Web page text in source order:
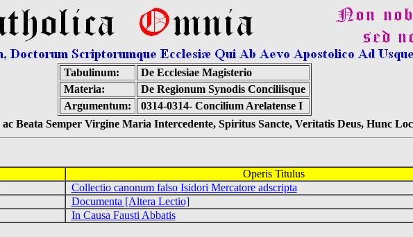
Tabulinum:
De Ecclesiae Magisterio
Materia:
De Regionum Synodis Conciliisque
Argumentum:
0314-0314- Concilium Arelatense I
Beata Semper Virgine Maria Intercedente, Spiritus Sancte, Veritatis Deus, Hunc
Operis Titulus
Collectio canonum falso Isidori Mercatore adscripta
Documenta [Altera Lectio]
In Causa Fausti Abbatis